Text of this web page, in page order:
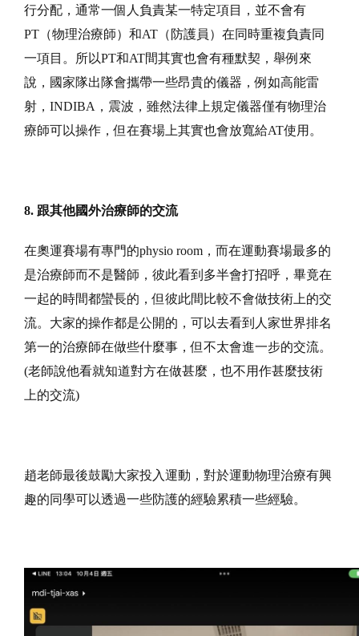
行分配，通常一個人負責某一特定項目，並不會有
PT（物理治療師）和AT（防護員）在同時重複負責同
一項目。所以PT和AT間其實也會有種默契，舉例來
說，國家隊出隊會攜帶一些昂貴的儀器，例如高能雷
射，INDIBA，震波，雖然法律上規定儀器僅有物理治
療師可以操作，但在賽場上其實也會放寬給AT使用。
8. 跟其他國外治療師的交流
在奧運賽場有專門的physio room，而在運動賽場最多的
是治療師而不是醫師，彼此看到多半會打招呼，畢竟在
一起的時間都蠻長的，但彼此間比較不會做技術上的交
流。大家的操作都是公開的，可以去看到人家世界排名
第一的治療師在做些什麼事，但不太會進一步的交流。
(老師說他看就知道對方在做甚麼，也不用作甚麼技術
上的交流)
趙老師最後鼓勵大家投入運動，對於運動物理治療有興
趣的同學可以透過一些防護的經驗累積一些經驗。